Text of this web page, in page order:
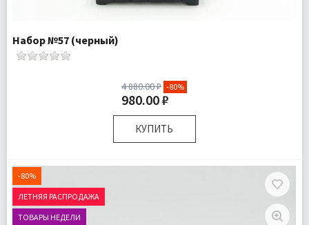
Набор №57 (черный)
4 880.00 ₽ -80%
980.00 ₽
КУПИТЬ
Стаканчик для зубных щеток 1 шт
Мыльница для твердого мыла 1 шт
Доставка:
Подробнее
-80%
ЛЕТНЯЯ РАСПРОДАЖА
ТОВАРЫ НЕДЕЛИ